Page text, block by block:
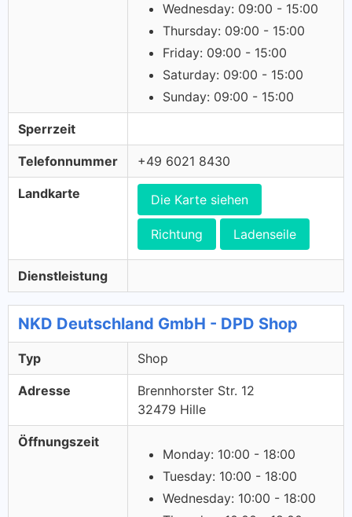
Wednesday: 09:00 - 15:00
Thursday: 09:00 - 15:00
Friday: 09:00 - 15:00
Saturday: 09:00 - 15:00
Sunday: 09:00 - 15:00
Sperrzeit
Telefonnummer +49 6021 8430
Landkarte Die Karte siehen
Richtung Ladenseile
Dienstleistung
NKD Deutschland GmbH - DPD Shop
Typ Shop
Adresse
Brennhorster Str. 12
32479 Hille
Öffnungszeit
Monday: 10:00 - 18:00
Tuesday: 10:00 - 18:00
Wednesday: 10:00 - 18:00